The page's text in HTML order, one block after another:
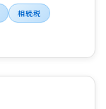
相続税